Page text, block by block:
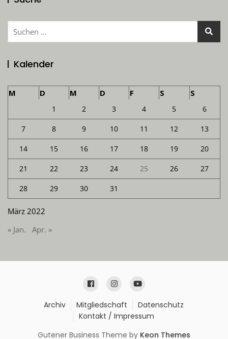
Suchen
Kalender
März 2022
M D M D F S S
1 2 3 4 5 6
7 8 9 10 11 12 13
14 15 16 17 18 19 20
21 22 23 24 25 26 27
28 29 30 31
« Jan. Apr. »
Archiv Mitgliedschaft
Datenschutz
Kontakt / Impressum
Gutener Business Theme by Keon Themes